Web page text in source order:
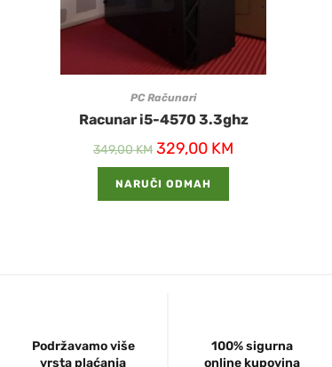
PC Računari
Racunar i5-4570 3.3ghz
349,00KM 329,00 KM
NARUČI ODMAH
Podržavamo više
vrsta plaćanja
100% sigurna
online kupovina